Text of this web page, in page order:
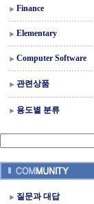
Finance
Elementary
Computer Software
관련상품
용도별 분류
질문과 대답